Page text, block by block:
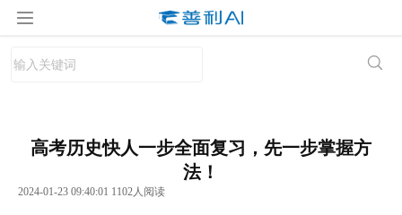
高考历史快人一步全面复习，先一步掌握方
法！
2024-01-23 09:40:01 1102人阅读